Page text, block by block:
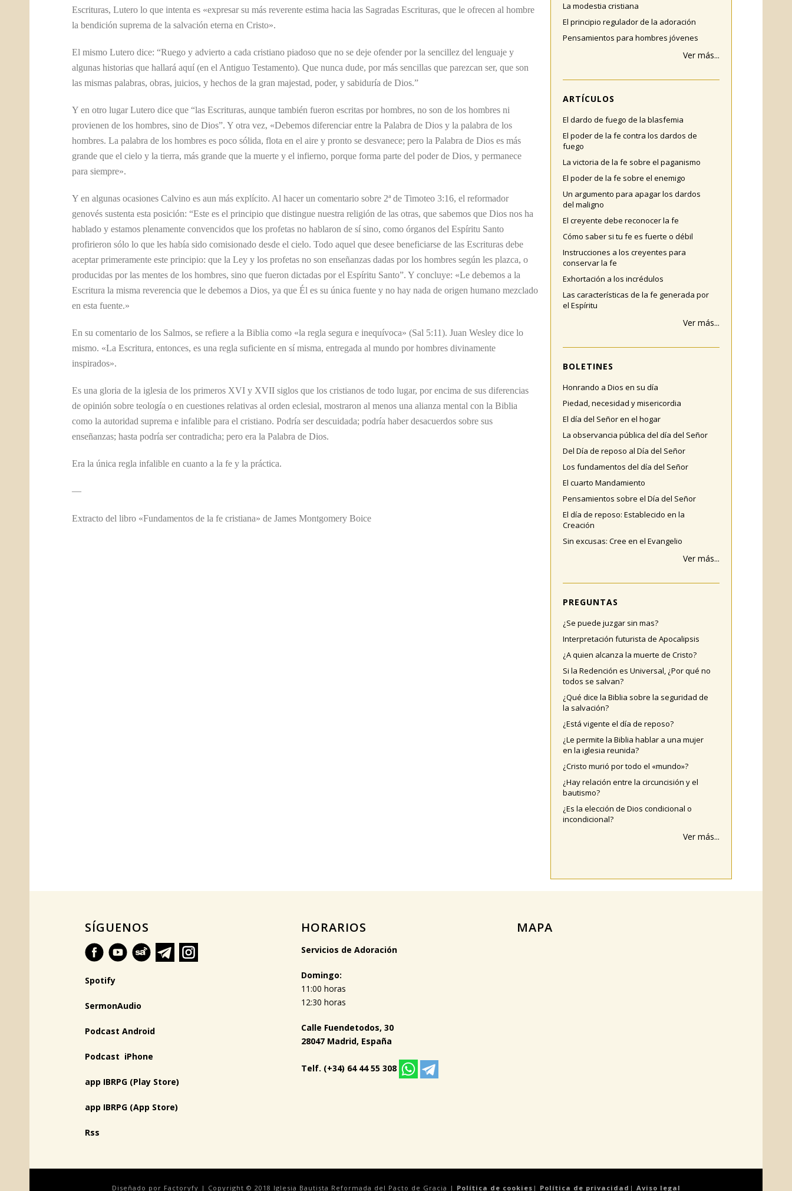
Escrituras, Lutero lo que intenta es «expresar su más reverente estima hacia las Sagradas Escrituras, que le ofrecen al hombre
la bendición suprema de la salvación eterna en Cristo».
El mismo Lutero dice: “Ruego y advierto a cada cristiano piadoso que no se deje ofender por la sencillez del lenguaje y
algunas historias que hallará aquí (en el Antiguo Testamento). Que nunca dude, por más sencillas que parezcan ser, que son
las mismas palabras, obras, juicios, y hechos de la gran majestad, poder, y sabiduría de Dios.”
Y en otro lugar Lutero dice que “las Escrituras, aunque también fueron escritas por hombres, no son de los hombres ni
provienen de los hombres, sino de Dios”. Y otra vez, «Debemos diferenciar entre la Palabra de Dios y la palabra de los
hombres. La palabra de los hombres es poco sólida, flota en el aire y pronto se desvanece; pero la Palabra de Dios es más
grande que el cielo y la tierra, más grande que la muerte y el infierno, porque forma parte del poder de Dios, y permanece
para siempre».
Y en algunas ocasiones Calvino es aun más explícito. Al hacer un comentario sobre 2ª de Timoteo 3:16, el reformador
genovés sustenta esta posición: “Este es el principio que distingue nuestra religión de las otras, que sabemos que Dios nos ha
hablado y estamos plenamente convencidos que los profetas no hablaron de sí sino, como órganos del Espíritu Santo
profirieron sólo lo que les había sido comisionado desde el cielo. Todo aquel que desee beneficiarse de las Escrituras debe
aceptar primeramente este principio: que la Ley y los profetas no son enseñanzas dadas por los hombres según les plazca, o
producidas por las mentes de los hombres, sino que fueron dictadas por el Espíritu Santo”. Y concluye: «Le debemos a la
Escritura la misma reverencia que le debemos a Dios, ya que Él es su única fuente y no hay nada de origen humano mezclado
en esta fuente.»
En su comentario de los Salmos, se refiere a la Biblia como «la regla segura e inequívoca» (Sal 5:11). Juan Wesley dice lo
mismo. «La Escritura, entonces, es una regla suficiente en sí misma, entregada al mundo por hombres divinamente
inspirados».
Es una gloria de la iglesia de los primeros XVI y XVII siglos que los cristianos de todo lugar, por encima de sus diferencias
de opinión sobre teología o en cuestiones relativas al orden eclesial, mostraron al menos una alianza mental con la Biblia
como la autoridad suprema e infalible para el cristiano. Podría ser descuidada; podría haber desacuerdos sobre sus
enseñanzas; hasta podría ser contradicha; pero era la Palabra de Dios.
Era la única regla infalible en cuanto a la fe y la práctica.
—
Extracto del libro «Fundamentos de la fe cristiana» de James Montgomery Boice​
La modestia cristiana
El principio regulador de la adoración
Pensamientos para hombres jóvenes
Ver más...
ARTÍCULOS
El dardo de fuego de la blasfemia
El poder de la fe contra los dardos de
fuego
La victoria de la fe sobre el paganismo
El poder de la fe sobre el enemigo
Un argumento para apagar los dardos
del maligno
El creyente debe reconocer la fe
Cómo saber si tu fe es fuerte o débil
Instrucciones a los creyentes para
conservar la fe
Exhortación a los incrédulos
Las características de la fe generada por
el Espíritu
Ver más...
BOLETINES
Honrando a Dios en su día
Piedad, necesidad y misericordia
El día del Señor en el hogar
La observancia pública del día del Señor
Del Día de reposo al Día del Señor
Los fundamentos del día del Señor
El cuarto Mandamiento
Pensamientos sobre el Día del Señor
El día de reposo: Establecido en la
Creación
Sin excusas: Cree en el Evangelio
Ver más...
PREGUNTAS
¿Se puede juzgar sin mas?
Interpretación futurista de Apocalipsis
¿A quien alcanza la muerte de Cristo?
Si la Redención es Universal, ¿Por qué no
todos se salvan?
¿Qué dice la Biblia sobre la seguridad de
la salvación?
¿Está vigente el día de reposo?
¿Le permite la Biblia hablar a una mujer
en la iglesia reunida?
¿Cristo murió por todo el «mundo»?
¿Hay relación entre la circuncisión y el
bautismo?
¿Es la elección de Dios condicional o
incondicional?
Ver más...
SÍGUENOS
Spotify
SermonAudio
Podcast Android
Podcast iPhone
app IBRPG (Play Store)
app IBRPG (App Store)
Rss
HORARIOS
Servicios de Adoración
Domingo:
11:00 horas
12:30 horas
Calle Fuendetodos, 30
28047 Madrid, España
Telf. (+34) 64 44 55 308
MAPA
Diseñado por Factoryfy | Copyright © 2018 Iglesia Bautista Reformada del Pacto de Gracia | Política de cookies | Política de privacidad | Aviso legal